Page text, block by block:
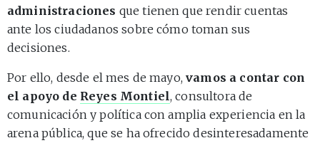
administraciones que tienen que rendir cuentas
ante los ciudadanos sobre cómo toman sus
decisiones.
Por ello, desde el mes de mayo,vamos a contar con
el apoyo de Reyes Montiel, consultora de
comunicación y política con amplia experiencia en la
arena pública, que se ha ofrecido desinteresadamente